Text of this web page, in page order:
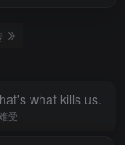
what kills us.
受